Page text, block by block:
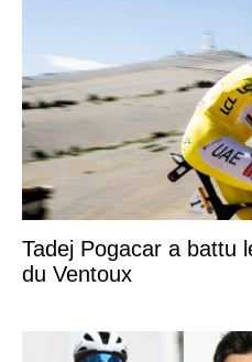
Tadej Pogacar a battu
du Ventoux